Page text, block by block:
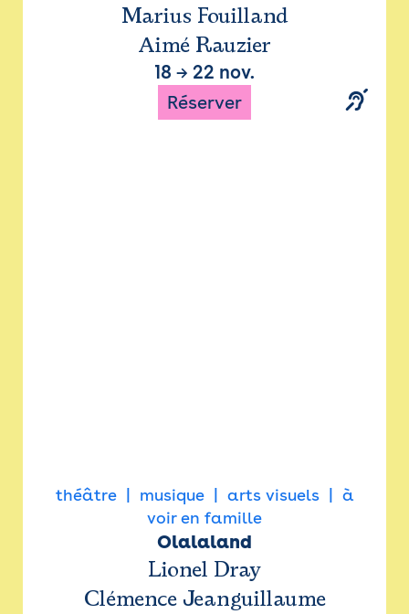
Marius Fouilland
Aimé Rauzier
18 → 22 nov.
Réserver
théâtre musique arts visuels
à
voir en famille
Olalaland
Lionel Dray
Clémence Jeanguillaume